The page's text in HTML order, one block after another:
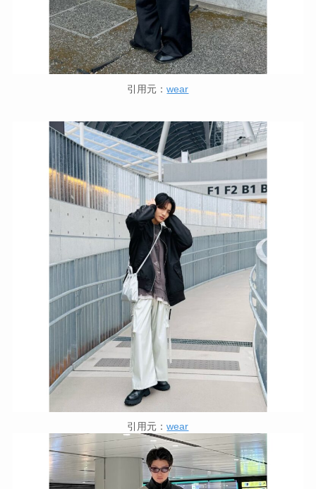
引用元：wear
引用元：wear